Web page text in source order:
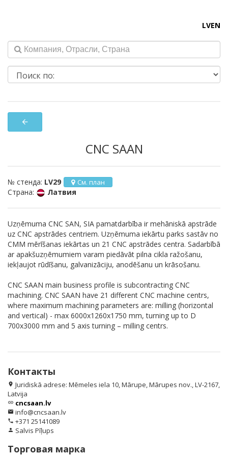
LVEN
arrow_back
CNC SAAN
№ стенда: LV29 См. план
Страна: Латвия
Uzņēmuma CNC SAN, SIA pamatdarbība ir mehāniskā apstrāde
uz CNC apstrādes centriem. Uzņēmuma iekārtu parks sastāv no
CMM mērīšanas iekārtas un 21 CNC apstrādes centra. Sadarbībā
ar apakšuzņēmumiem varam piedāvāt pilna cikla ražošanu,
iekļaujot rūdīšanu, galvanizāciju, anodēšanu un krāsošanu.
CNC SAAN main business profile is subcontracting CNC
machining. CNC SAAN have 21 different CNC machine centrs,
where maximum machining parameters are: milling (horizontal
and vertical) - max 6000x1260x1750 mm, turning up to D
700x3000 mm and 5 axis turning – milling centrs.
Контакты
location_on Juridiskā adrese: Mēmeles iela 10, Mārupe, Mārupes nov., LV-2167,
Latvija
link cncsaan.lv
email info@cncsaan.lv
phone +371 25141089
person Salvis Pīļups
Торговая марка